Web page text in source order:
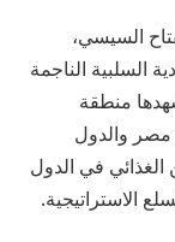
السيسي،
السلبية الناجمة
منطقة
مصر والدول
الغذائي في الدول
الاستراتيجية.